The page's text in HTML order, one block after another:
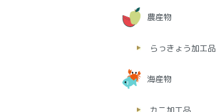
農産物
らっきょう加工品
海産物